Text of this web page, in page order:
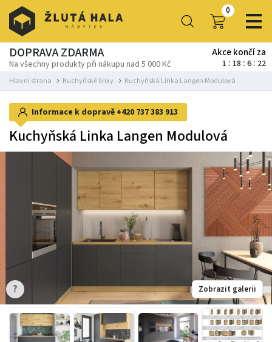
0
DOPRAVA ZDARMA
Na všechny produkty při nákupu nad 5 000 Kč
Akce končí za
1 18 6 21
Hlavní strana Kuchyňské linky Kuchyňská Linka Langen Modulová
Informace k dopravě +420 737 383 913
Kuchyňská Linka Langen Modulová
Zobrazit galerii
?